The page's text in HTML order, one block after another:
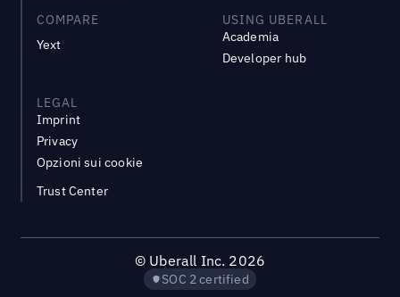
COMPARE
Yext
USING UBERALL
Academia
Developer hub
LEGAL
Imprint
Privacy
Opzioni sui cookie
Trust Center
© Uberall Inc. 2026
SOC 2 certified